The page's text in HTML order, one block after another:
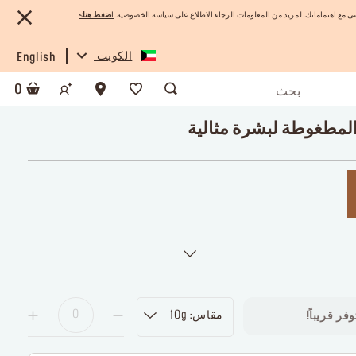
اهتماماتك. لمزيد من المعلومات الرجاء الاطلاع على سياسة الخصوصية. ضغط هنا >
الكويت English
0
لبشرة مثالية
مقاس: 10g قريباً!